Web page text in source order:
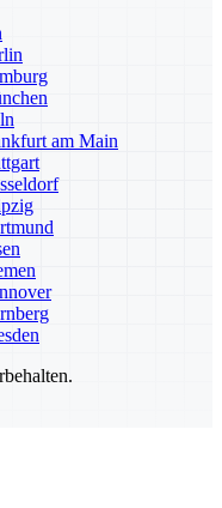
am Main